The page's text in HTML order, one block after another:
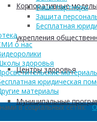
Корпоративные
укрепления
Центры здоровья
Муниципальные
Наши партнеры
Защита
Бесплатная
о нас
здоровья
юридическая
материалы
нами в социальных сетях: